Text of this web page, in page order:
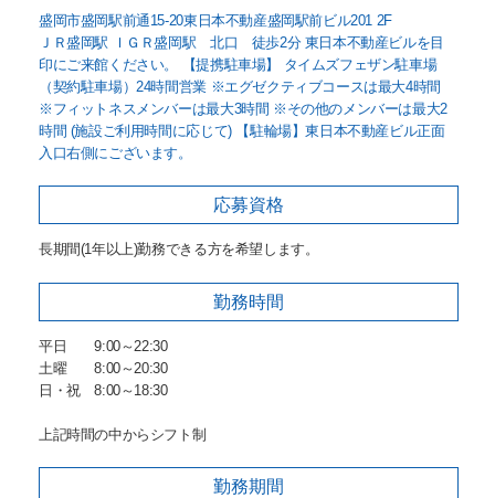
盛岡市盛岡駅前通15-20東日本不動産盛岡駅前ビル201 2F
ＪＲ盛岡駅 ＩＧＲ盛岡駅 北口 徒歩2分 東日本不動産ビルを目
印にご来館ください。 【提携駐車場】 タイムズフェザン駐車場
（契約駐車場）24時間営業 ※エグゼクティブコースは最大4時間
※フィットネスメンバーは最大3時間 ※その他のメンバーは最大2
時間 (施設ご利用時間に応じて) 【駐輪場】東日本不動産ビル正面
入口右側にございます。
応募資格
長期間(1年以上)勤務できる方を希望します。
勤務時間
平日 9:00～22:30
土曜 8:00～20:30
日・祝 8:00～18:30
上記時間の中からシフト制
勤務期間